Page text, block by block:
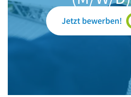
Jetzt bewerben!